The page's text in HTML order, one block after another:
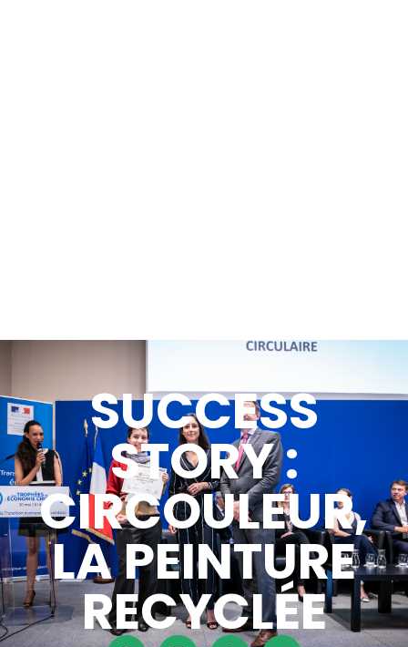
SUCCESS
STORY :
CIRCOULEUR,
LA PEINTURE
RECYCLÉE